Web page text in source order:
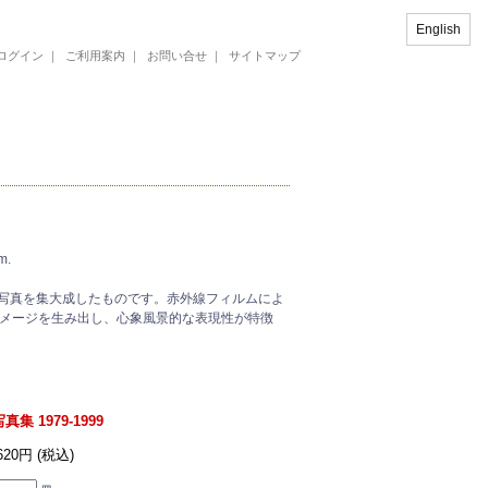
グイン ｜ ご利用案内 ｜ お問い合せ ｜ サイトマップ
を集大成したものです。赤外線フィルムによ
ージを生み出し、心象風景的な表現性が特徴
集 1979-1999
円 (税込)
English